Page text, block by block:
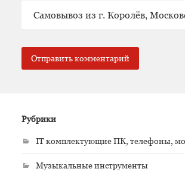
Рубрики
IT комплектующие ПК, телефоны,
Музыкальные инструменты